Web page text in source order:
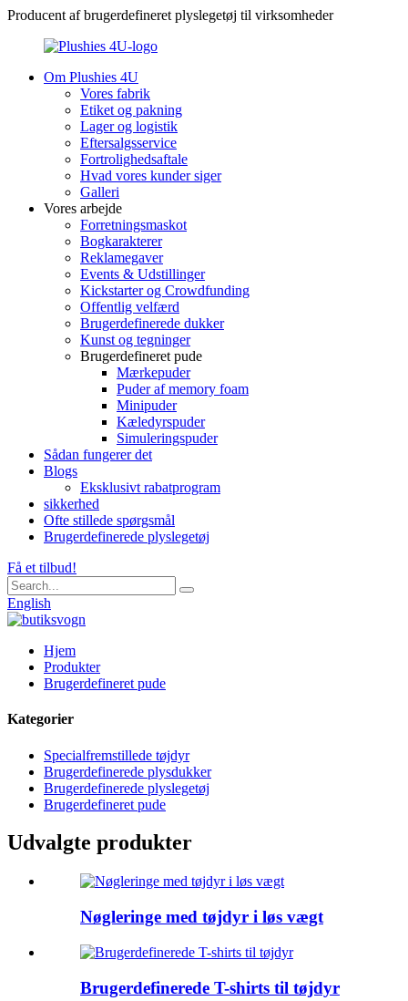
Producent af brugerdefineret plyslegetøj til virksomheder
Om Plushies 4U
Vores fabrik
Etiket og pakning
Lager og logistik
Eftersalgsservice
Fortrolighedsaftale
Hvad vores kunder siger
Galleri
Vores arbejde
Forretningsmaskot
Bogkarakterer
Reklamegaver
Events & Udstillinger
Kickstarter og Crowdfunding
Offentlig velfærd
Brugerdefinerede dukker
Kunst og tegninger
Brugerdefineret pude
Mærkepuder
Puder af memory foam
Minipuder
Kæledyrspuder
Simuleringspuder
Sådan fungerer det
Blogs
Eksklusivt rabatprogram
sikkerhed
Ofte stillede spørgsmål
Brugerdefinerede plyslegetøj
Få et tilbud!
English
Hjem
Produkter
Brugerdefineret pude
Kategorier
Specialfremstillede tøjdyr
Brugerdefinerede plysdukker
Brugerdefinerede plyslegetøj
Brugerdefineret pude
Udvalgte produkter
Nøgleringe med tøjdyr i løs vægt
Brugerdefinerede T-shirts til tøjdyr